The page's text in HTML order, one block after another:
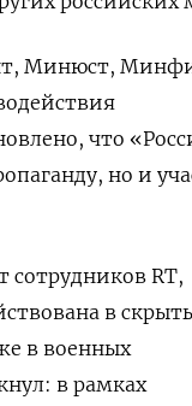
Минюст,
что
но и
RT,
в
в военных
в рамках